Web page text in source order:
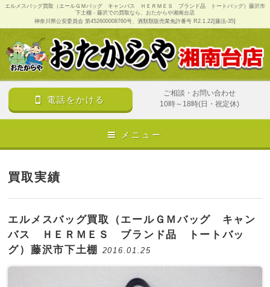
エルメスバッグ買取（エールＧＭバッグ キャンバス ＨＥＲＭＥＳ ブランド品 トートバッグ）藤沢市
下土棚 - 藤沢での買取なら、おたからや湘南台店
神奈川県公安委員会 第452600008760号、酒類類販売業免許番号 R2.1.22[藤法-35]
電話をかける
ご相談・お問い合わせ
10時～18時(日・祝定休)
メニュー
買取実績
エルメスバッグ買取（エールＧＭバッグ キャン
バス ＨＥＲＭＥＳ ブランド品 トートバッ
グ）藤沢市下土棚
2016.01.25